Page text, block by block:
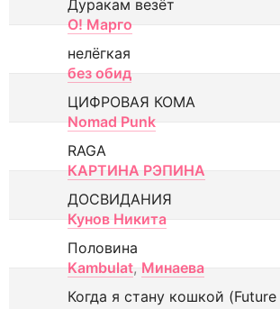
Дуракам везёт
О! Марго
нелёгкая
без обид
ЦИФРОВАЯ КОМА
Nomad Punk
RAGA
КАРТИНА РЭПИНА
ДОСВИДАНИЯ
Кунов Никита
Половина
Kambulat, Минаева
Когда я стану кошкой (Future